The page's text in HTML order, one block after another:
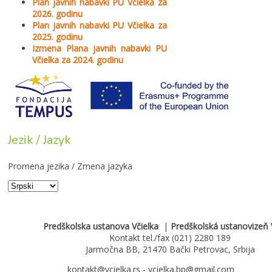
2026. godinu
Plan javnih nabavki PU Včielka za
2025. godinu
Izmena Plana javnih nabavki PU
Včielka za 2024. godinu
Jezik / Jazyk
Promena jezika / Zmena jazyka
Predškolska ustanova Včielka| Predškolská ustanovizeň
Kontakt tel./fax (021) 2280 189
Jarmočna BB, 21470 Bački Petrovac, Srbija
kontakt@vcielka.rs - vcielka.bp@gmail.com